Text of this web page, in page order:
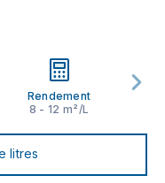
Rendement
8 - 12 m²/L
litres